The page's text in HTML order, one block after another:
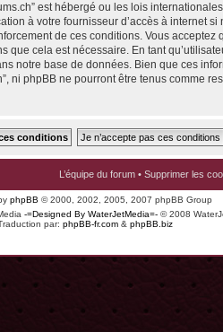
est hébergé ou les lois
à votre fournisseur d’accès à internet
de ces conditions. Vous acceptez
que cela est nécessaire. En tant
notre base de données. Bien que ces
ni phpBB ne pourront être tenus comme
L’équipe du forum • Supprimer les
phpBB © 2000, 2002, 2005, 2007 phpBB Group
-=Designed By WaterJetMedia=- © 2008
par: phpBB-fr.com & phpBB.biz